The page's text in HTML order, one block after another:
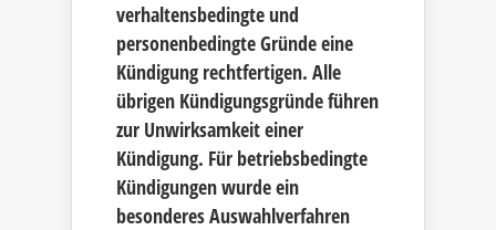
verhaltensbedingte und
personenbedingte Gründe eine
Kündigung rechtfertigen. Alle
übrigen Kündigungsgründe führen
zur Unwirksamkeit einer
Kündigung. Für betriebsbedingte
Kündigungen wurde ein
besonderes Auswahlverfahren